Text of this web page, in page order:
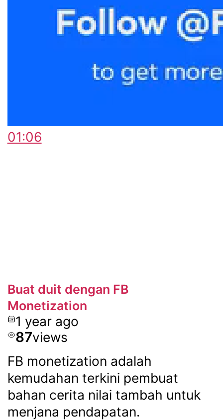
01:06
Buat duit dengan FB
Monetization
1 year ago
87views
FB monetization adalah
kemudahan terkini pembuat
bahan cerita nilai tambah untuk
menjana pendapatan.